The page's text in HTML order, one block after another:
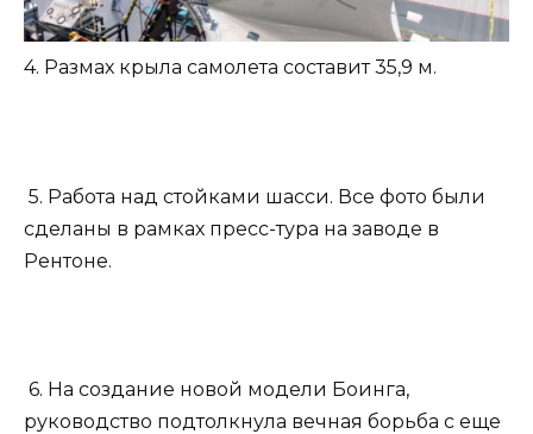
4. Размах крыла самолета составит 35,9 м.
5. Работа над стойками шасси. Все фото были
сделаны в рамках пресс-тура на заводе в
Рентоне.
6. На создание новой модели Боинга,
руководство подтолкнула вечная борьба с еще